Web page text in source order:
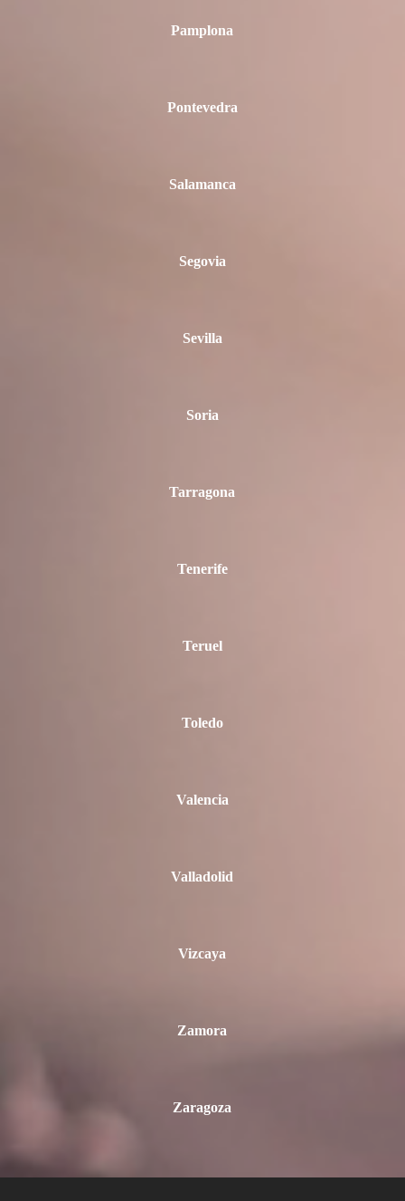
Pamplona
Pontevedra
Salamanca
Segovia
Sevilla
Soria
Tarragona
Tenerife
Teruel
Toledo
Valencia
Valladolid
Vizcaya
Zamora
Zaragoza